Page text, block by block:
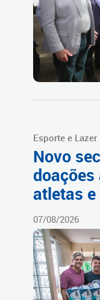
Esporte e Lazer
Novo
doações
atletas
07/08/2026